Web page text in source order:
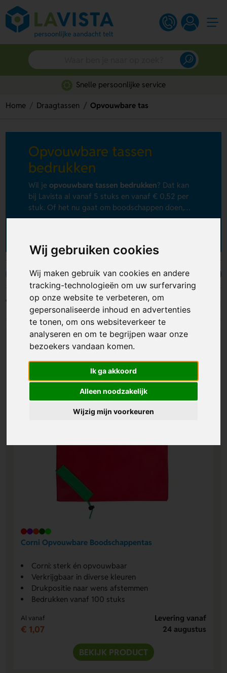
Wij gebruiken cookies
Wij maken gebruik van cookies en andere
tracking-technologieën om uw surfervaring
op onze website te verbeteren, om
gepersonaliseerde inhoud en advertenties
te tonen, om ons websiteverkeer te
analyseren en om te begrijpen waar onze
bezoekers vandaan komen.
Ik ga akkoord
Alleen noodzakelijk
Wijzig mijn voorkeuren
Snelle persoonlijke service
Home Draagtassen Opvouwbare tas
Opvouwbare tassen
bedrukken
Wil jeopvouwbare tassen bedrukken? Dat kan
bij Lavista al vanaf 5 stuks en vanaf € 0,52 per
stuk. Of het nu gaat om boodschappen doen,
naar het strand gaan of het meenemen van
hebben. Je hebt de keuze uit vele soorten,
gaat vinden dat past bij jouw stijl en merk. En als
dat nog niet genoeg is, je kunt de opvouwbare
tassen laten bedrukken met een logo,
bedrijfsnaam of ander ontwerp opdruk. Onze
gepersonaliseerde opvouwbare tasjes laten je
merk opvallen en verminderen tegelijkertijd de
plastic afvalberg!
Boodschappentassen Fietstassen Jute tassen
Filters
Corni Opvouwbare Boodschappentas
Corni: sterk én opvouwbaar
Verkrijgbaar in diverse kleuren
Drukpositie naar wens afstemmen
Bedrukken vanaf 100 stuks
Al vanaf
€ 1,07
Levering vanaf
24 augustus
BEKIJK PRODUCT